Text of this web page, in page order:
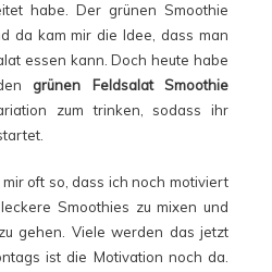
habe. Der grünen Smoothie
da kam mir die Idee, dass man
essen kann. Doch heute habe
grünen Feldsalat Smoothie
zum trinken, sodass ihr
oft so, dass ich noch motiviert
Smoothies zu mixen und
gehen. Viele werden das jetzt
ist die Motivation noch da.